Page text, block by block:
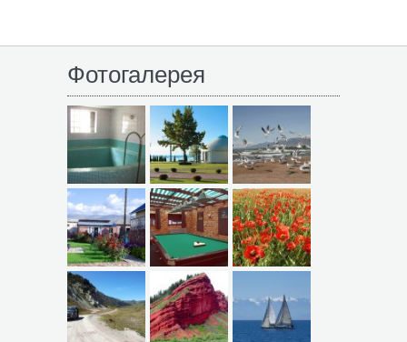
Фотогалерея